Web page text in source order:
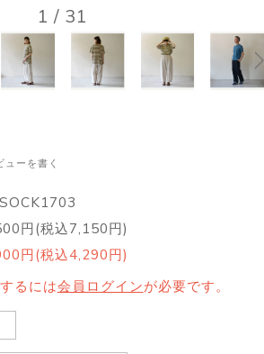
1 / 31
ューを書く
円(税込7,150円)
円(税込4,290円)
るには会員ログインが必要です。